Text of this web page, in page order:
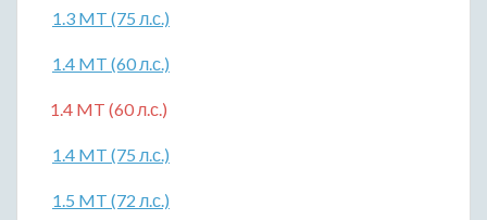
1.3 MT (75 л.с.)
1.4 MT (60 л.с.)
1.4 MT (60 л.с.)
1.4 MT (75 л.с.)
1.5 MT (72 л.с.)